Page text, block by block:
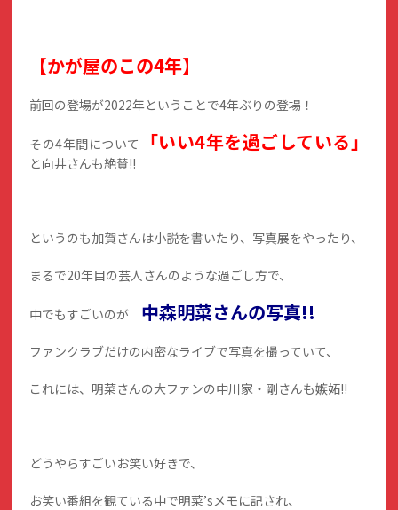
【かが屋のこの4年】
前回の登場が2022年ということで4年ぶりの登場！
その4年間について 「いい4年を過ごしている」
と向井さんも絶賛!!
というのも加賀さんは小説を書いたり、写真展をやったり、
まるで20年目の芸人さんのような過ごし方で、
中でもすごいのが 中森明菜さんの写真!!
ファンクラブだけの内密なライブで写真を撮っていて、
これには、明菜さんの大ファンの中川家・剛さんも嫉妬!!
どうやらすごいお笑い好きで、
お笑い番組を観ている中で明菜’sメモに記され、